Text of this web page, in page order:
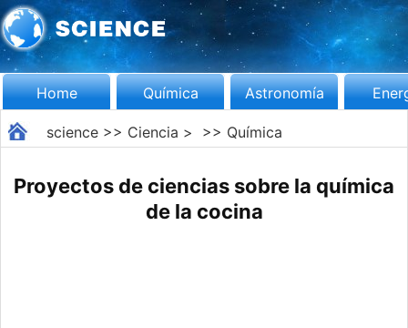
Home Química Astronomía
science>> Ciencia > >> Química
Proyectos de ciencias sobre la química
de la cocina